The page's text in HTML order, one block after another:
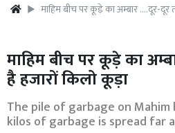
माहिम बीच पर कूड़े का अम्बार ....दूर-
माहिम बीच पर कूड़े का
है हजारों किलो कूड़ा
The pile of garbage on
kilos of garbage is spread far